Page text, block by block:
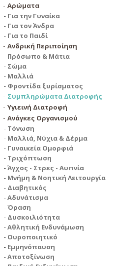
Αρώματα
Για την Γυναίκα
Για τον Άνδρα
Για το Παιδί
Ανδρική Περιποίηση
Πρόσωπο & Μάτια
Σώμα
Μαλλιά
Φροντίδα ξυρίσματος
Συμπληρώματα Διατροφής
Υγιεινή Διατροφή
Ανάγκες Οργανισμού
Τόνωση
Μαλλιά, Νύχια & Δέρμα
Γυναικεία Ομορφιά
Τριχόπτωση
Άγχος - Στρες - Αυπνία
Μνήμη & Νοητική Λειτουργία
Διαβητικός
Αδυνάτισμα
Όραση
Δυσκοιλιότητα
Αθλητική Ενδυνάμωση
Ουροποιητικό
Εμμηνόπαυση
Αποτοξίνωση